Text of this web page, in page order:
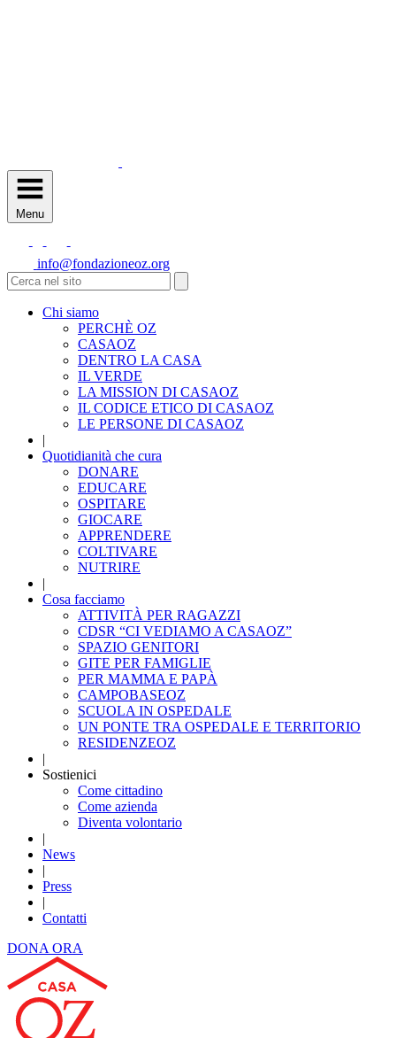
Menu
info@fondazioneoz.org
Chi siamo
PERCHÈ OZ
CASAOZ
DENTRO LA CASA
IL VERDE
LA MISSION DI CASAOZ
IL CODICE ETICO DI CASAOZ
LE PERSONE DI CASAOZ
|
Quotidianità che cura
DONARE
EDUCARE
OSPITARE
GIOCARE
APPRENDERE
COLTIVARE
NUTRIRE
|
Cosa facciamo
ATTIVITÀ PER RAGAZZI
CDSR “CI VEDIAMO A CASAOZ”
SPAZIO GENITORI
GITE PER FAMIGLIE
PER MAMMA E PAPÀ
CAMPOBASEOZ
SCUOLA IN OSPEDALE
UN PONTE TRA OSPEDALE E TERRITORIO
RESIDENZEOZ
|
Sostienici
Come cittadino
Come azienda
Diventa volontario
|
News
|
Press
|
Contatti
DONA ORA